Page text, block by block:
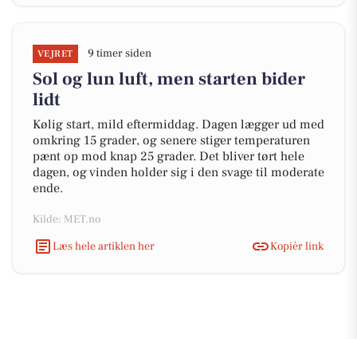
VEJRET 9 timer siden
Sol og lun luft, men starten bider
lidt
Kølig start, mild eftermiddag. Dagen lægger ud med
omkring 15 grader, og senere stiger temperaturen
pænt op mod knap 25 grader. Det bliver tørt hele
dagen, og vinden holder sig i den svage til moderate
ende.
Kilde: MET.no
Læs hele artiklen her
Kopiér link